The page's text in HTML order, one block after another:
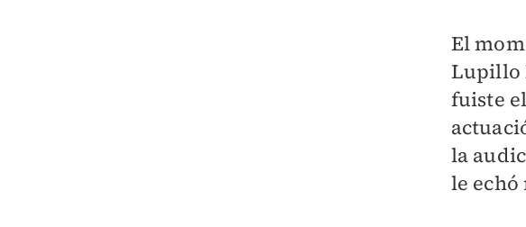
El
Lupillo
fuiste
la
le echó